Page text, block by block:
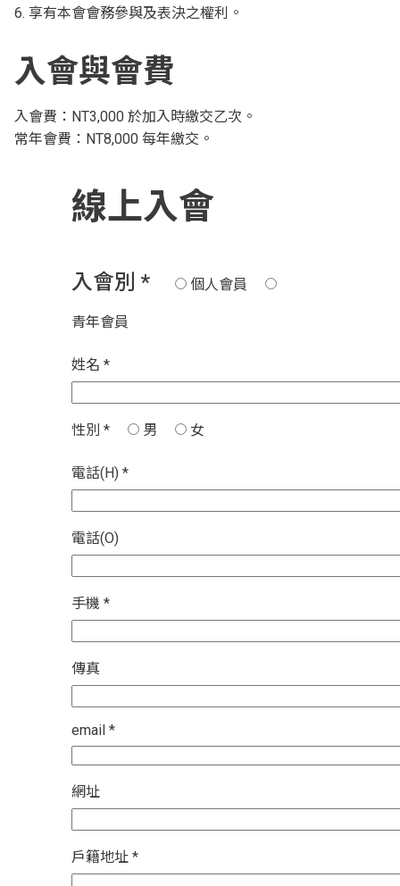
6. 享有本會會務參與及表決之權利。
入會與會費
入會費：NT3,000 於加入時繳交乙次。
常年會費：NT8,000 每年繳交。
線上入會
入會別 * 個人會員
青年會員
姓名 *
性別 * 男 女
電話(H) *
電話(O)
手機 *
傳真
email *
網址
戶籍地址 *